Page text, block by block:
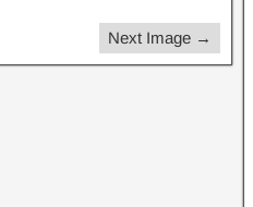
Next Image →